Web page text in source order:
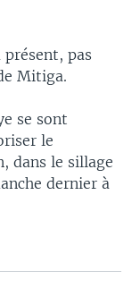
pas
Mitiga.
se sont
le
dans le sillage
dernier à